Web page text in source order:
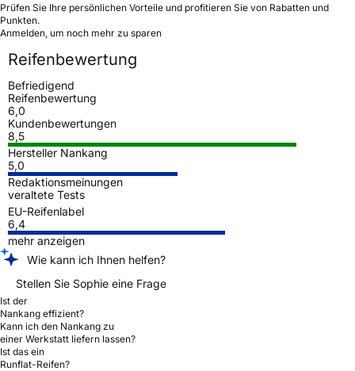
Prüfen Sie Ihre persönlichen Vorteile und profitieren Sie von Rabatten und
Punkten.
Anmelden, um noch mehr zu sparen
Reifenbewertung
Befriedigend
Reifenbewertung
6,0
Kundenbewertungen
8,5
Hersteller Nankang
5,0
Redaktionsmeinungen
veraltete Tests
EU-Reifenlabel
6,4
mehr anzeigen
Wie kann ich Ihnen helfen?
Stellen Sie Sophie eine Frage
Ist der
Nankang effizient?
Kann ich den Nankang zu
einer Werkstatt liefern lassen?
Ist das ein
Runflat-Reifen?